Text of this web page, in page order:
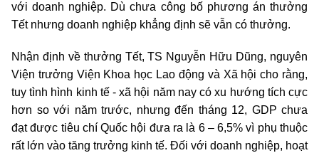
với doanh nghiệp. Dù chưa công bố phương án thưởng
Tết nhưng doanh nghiệp khẳng định sẽ vẫn có thưởng.
Nhận định về thưởng Tết, TS Nguyễn Hữu Dũng, nguyên
Viện trưởng Viện Khoa học Lao động và Xã hội cho rằng,
tuy tình hình kinh tế - xã hội năm nay có xu hướng tích cực
hơn so với năm trước, nhưng đến tháng 12, GDP chưa
đạt được tiêu chí Quốc hội đưa ra là 6 – 6,5% vì phụ thuộc
rất lớn vào tăng trưởng kinh tế. Đối với doanh nghiệp, hoạt